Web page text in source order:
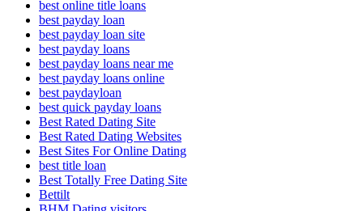
best online title loans
best payday loan
best payday loan site
best payday loans
best payday loans near me
best payday loans online
best paydayloan
best quick payday loans
Best Rated Dating Site
Best Rated Dating Websites
Best Sites For Online Dating
best title loan
Best Totally Free Dating Site
Bettilt